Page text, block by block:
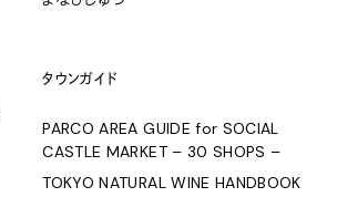
タウンガイド
PARCO AREA GUIDE for SOCIAL
CASTLE MARKET – 30 SHOPS –
TOKYO NATURAL WINE HANDBOOK